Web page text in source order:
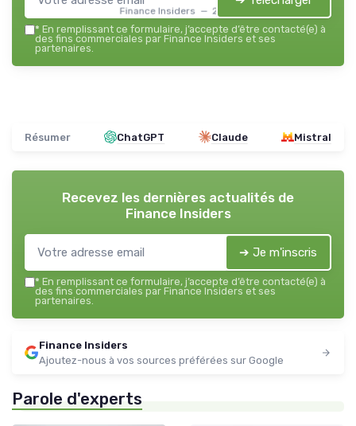
Finance Insiders — 2026
* En remplissant ce formulaire, j’accepte d’être contacté(e) à
des fins commerciales par Finance Insiders et ses
partenaires.
Résumer ChatGPT Claude Mistral
Recevez les dernières actualités de
Finance Insiders
➔ Je m'inscris
* En remplissant ce formulaire, j’accepte d’être contacté(e) à
des fins commerciales par Finance Insiders et ses
partenaires.
Finance Insiders
Ajoutez-nous à vos sources préférées sur Google
Parole d'experts